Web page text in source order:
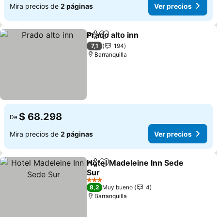
Mira precios de 2 páginas Ver precios
CompartirAgregar a favoritos
Prado alto inn
7,1
194
Barranquilla
De $ 68.298
Mira precios de 2 páginas Ver precios
CompartirAgregar a favoritos
Hotel Madeleine Inn Sede
Sur
3 Estrellas
8,2 Muy bueno
4
Barranquilla